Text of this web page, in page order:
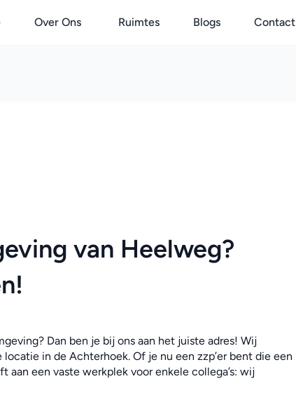
Over Ons Ruimtes Blogs Contact
van Heelweg?
Dan ben je bij ons aan het juiste adres! Wij
in de Achterhoek. Of je nu een zzp’er bent die een
een vaste werkplek voor enkele collega’s: wij